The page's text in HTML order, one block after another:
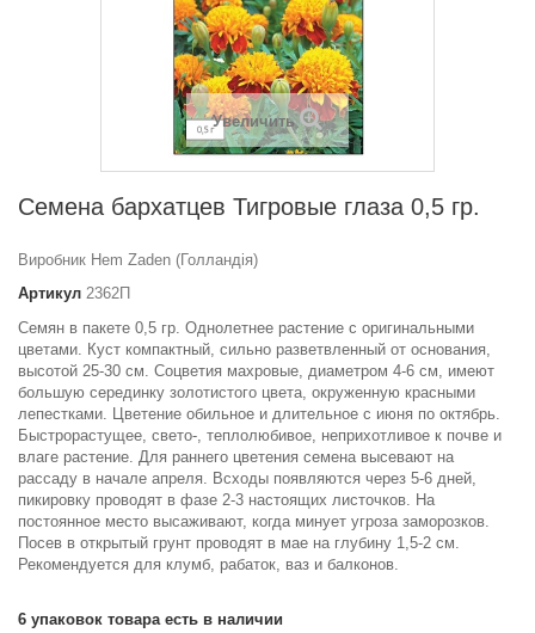
Увеличить
Семена бархатцев Тигровые глаза 0,5 гр.
Виробник Hem Zaden (Голландія)
Артикул 2362П
Семян в пакете 0,5 гр. Однолетнее растение с оригинальными
цветами. Куст компактный, сильно разветвленный от основания,
высотой 25-30 см. Соцветия махровые, диаметром 4-6 см, имеют
большую серединку золотистого цвета, окруженную красными
лепестками. Цветение обильное и длительное с июня по октябрь.
Быстрорастущее, свето-, теплолюбивое, неприхотливое к почве и
влаге растение. Для раннего цветения семена высевают на
рассаду в начале апреля. Всходы появляются через 5-6 дней,
пикировку проводят в фазе 2-3 настоящих листочков. На
постоянное место высаживают, когда минует угроза заморозков.
Посев в открытый грунт проводят в мае на глубину 1,5-2 см.
Рекомендуется для клумб, рабаток, ваз и балконов.
6 упаковок товара есть в наличии